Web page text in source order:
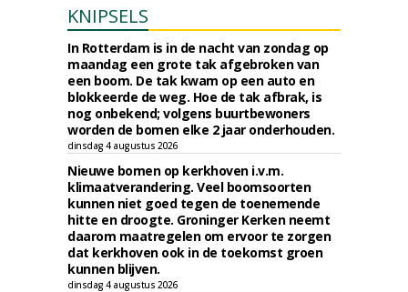
KNIPSELS
In Rotterdam is in de nacht van zondag op
maandag een grote tak afgebroken van
een boom. De tak kwam op een auto en
blokkeerde de weg. Hoe de tak afbrak, is
nog onbekend; volgens buurtbewoners
worden de bomen elke 2 jaar onderhouden.
dinsdag 4 augustus 2026
Nieuwe bomen op kerkhoven i.v.m.
klimaatverandering. Veel boomsoorten
kunnen niet goed tegen de toenemende
hitte en droogte. Groninger Kerken neemt
daarom maatregelen om ervoor te zorgen
dat kerkhoven ook in de toekomst groen
kunnen blijven.
dinsdag 4 augustus 2026